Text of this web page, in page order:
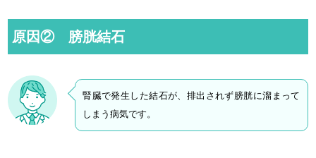
原因② 膀胱結石
腎臓で発生した結石が、排出されず膀胱に溜まって
しまう病気です。